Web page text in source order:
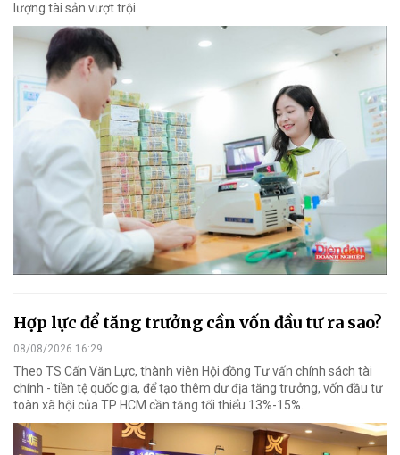
lượng tài sản vượt trội.
Hợp lực để tăng trưởng cần vốn đầu tư ra sao?
08/08/2026 16:29
Theo TS Cấn Văn Lực, thành viên Hội đồng Tư vấn chính sách tài
chính - tiền tệ quốc gia, để tạo thêm dư địa tăng trưởng, vốn đầu tư
toàn xã hội của TP HCM cần tăng tối thiểu 13%-15%.